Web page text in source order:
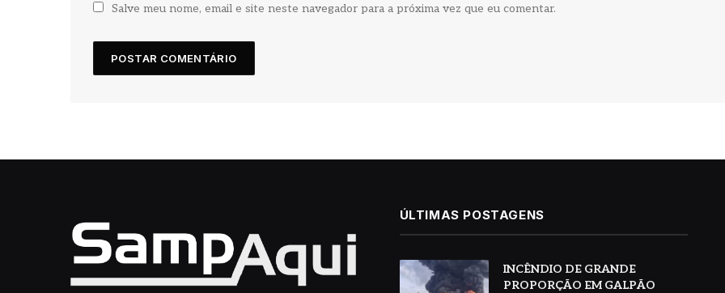
Salve meu nome, email e site neste navegador para a próxima vez que eu comentar.
ÚLTIMAS POSTAGENS
INCÊNDIO DE GRANDE
PROPORÇÃO EM GALPÃO